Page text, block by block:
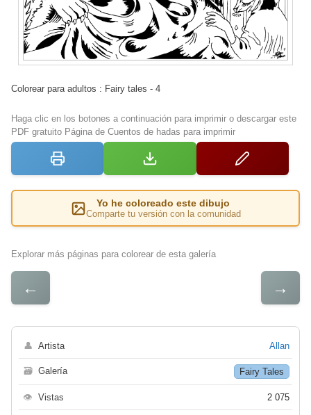
Colorear para adultos : Fairy tales - 4
Haga clic en los botones a continuación para imprimir o descargar este
PDF gratuito Página de Cuentos de hadas para imprimir
Yo he coloreado este dibujo
Comparte tu versión con la comunidad
Explorar más páginas para colorear de esta galería
← →
👤 Artista Allan
🗃 Galería Fairy Tales
👁 Vistas 2 075